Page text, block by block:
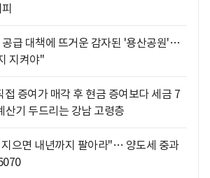
공급 대책에 뜨거운 감자된 '용산공원'…
지켜야"
접 증여가 매각 후 현금 증여보다 세금 7
기 두드리는 강남 고령층
으면 내년까지 팔아라"… 양도세 중과